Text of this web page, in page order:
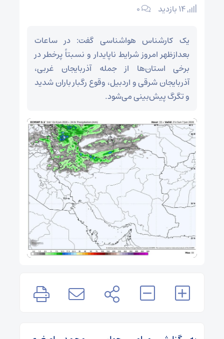
۰
یک کارشناس هواشناسی گفت: در ساعات
بعدازظهر امروز شرایط ناپایدار و نسبتاً پرخطر در
برخی استان‌ها از جمله آذربایجان غربی،
آذربایجان شرقی و اردبیل، وقوع رگبار باران شدید
و تگرگ پیش‌بینی می‌شود.